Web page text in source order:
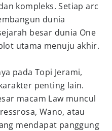
kompleks. Setiap arc
dunia
besar dunia One
utama menuju akhir.
pada Topi Jerami,
penting lain.
macam Law muncul
Wano, atau
mendapat panggung